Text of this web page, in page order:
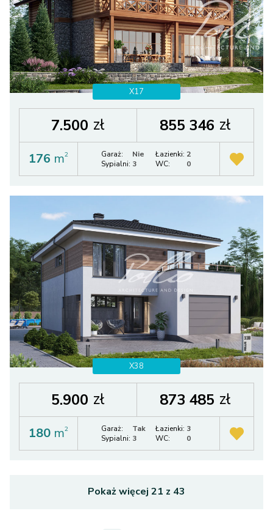
X17
7.500 zł 855 346 zł
176 m2 Garaż:
Nie
Sypialni: 3
Łazienki: 2
WC:
0
X38
5.900 zł 873 485 zł
180 m2 Garaż:
Tak
Sypialni: 3
Łazienki: 3
WC:
0
Pokaż więcej 21 z 43